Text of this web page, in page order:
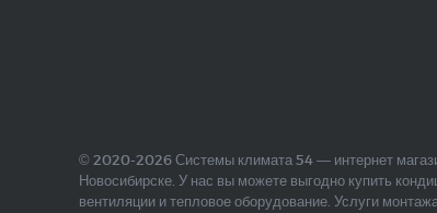
© 2020-2026 Системы климата 54 — интернет
Новосибирске. У нас вы можете выгодно купить
вентиляции и тепловое оборудование. Услуги монтажа.